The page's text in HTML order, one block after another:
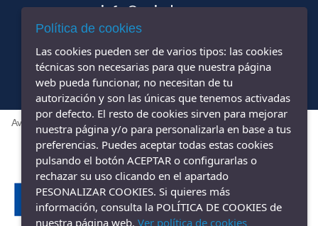
info@oviedocup.com
Aviso legal Política de privacidad Política de cookies|
Accesibilidad
Diseño web ::ticmedia.es
Política de cookies
Las cookies pueden ser de varios tipos: las cookies
técnicas son necesarias para que nuestra página
web pueda funcionar, no necesitan de tu
autorización y son las únicas que tenemos activadas
por defecto. El resto de cookies sirven para mejorar
nuestra página y/o para personalizarla en base a tus
preferencias. Puedes aceptar todas estas cookies
pulsando el botón ACEPTAR o configurarlas o
rechazar su uso clicando en el apartado
PESONALIZAR COOKIES. Si quieres más
información, consulta la POLÍTICA DE COOKIES de
nuestra página web. Ver política de cookies